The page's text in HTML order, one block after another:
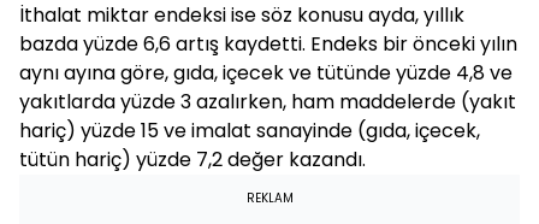
İthalat miktar endeksi ise söz konusu ayda, yıllık
bazda yüzde 6,6 artış kaydetti. Endeks bir önceki yılın
aynı ayına göre, gıda, içecek ve tütünde yüzde 4,8 ve
yakıtlarda yüzde 3 azalırken, ham maddelerde (yakıt
hariç) yüzde 15 ve imalat sanayinde (gıda, içecek,
tütün hariç) yüzde 7,2 değer kazandı.
REKLAM